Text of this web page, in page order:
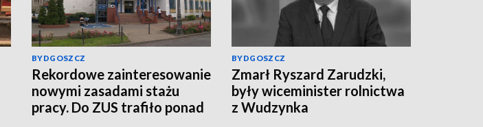
BYDGOSZCZ
Rekordowe zainteresowanie
nowymi zasadami stażu
pracy. Do ZUS trafiło ponad
BYDGOSZCZ
Zmarł Ryszard Zarudzki,
były wiceminister rolnictwa
z Wudzynka